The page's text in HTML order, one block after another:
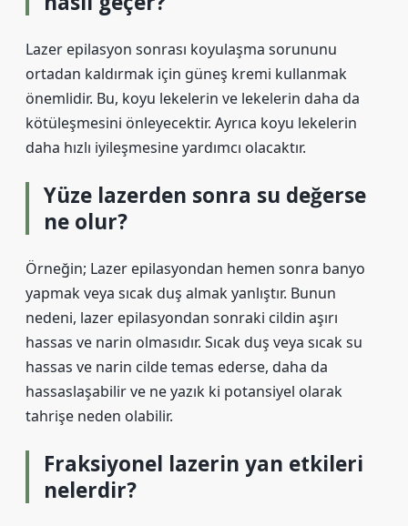
Lazer epilasyon sonrası koyulaşma sorununu
ortadan kaldırmak için güneş kremi kullanmak
önemlidir. Bu, koyu lekelerin ve lekelerin daha da
kötüleşmesini önleyecektir. Ayrıca koyu lekelerin
daha hızlı iyileşmesine yardımcı olacaktır.
Yüze lazerden sonra su değerse
ne olur?
Örneğin; Lazer epilasyondan hemen sonra banyo
yapmak veya sıcak duş almak yanlıştır. Bunun
nedeni, lazer epilasyondan sonraki cildin aşırı
hassas ve narin olmasıdır. Sıcak duş veya sıcak su
hassas ve narin cilde temas ederse, daha da
hassaslaşabilir ve ne yazık ki potansiyel olarak
tahrişe neden olabilir.
Fraksiyonel lazerin yan etkileri
nelerdir?